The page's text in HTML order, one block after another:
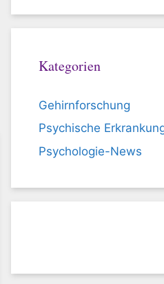
Kategorien
Gehirnforschung
Psychische
Psychologie-News